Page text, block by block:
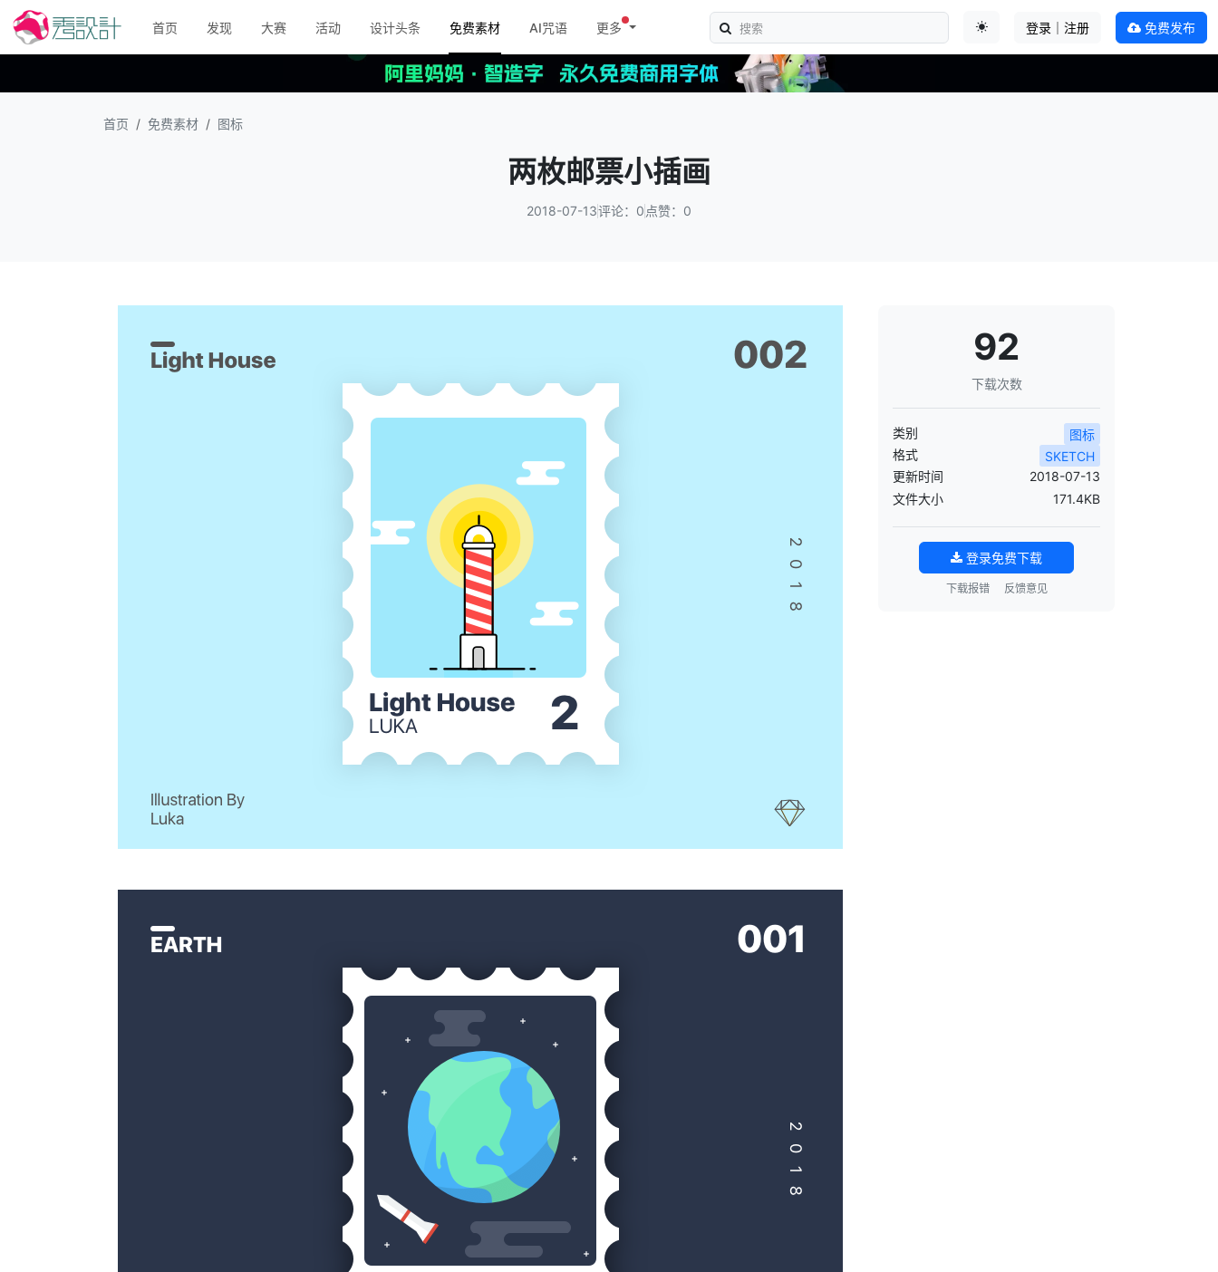
首页 发现 大赛 活动 设计头条 免费素材 AI咒语
更多
登录｜注册 免费发布
首页 免费素材 图标
两枚邮票小插画
2018-07-13评论：0 点赞：0
92
下载次数
类别
图标
格式
SKETCH
更新时间
2018-07-13
文件大小
171.4KB
登录免费下载
下载报错 反馈意见